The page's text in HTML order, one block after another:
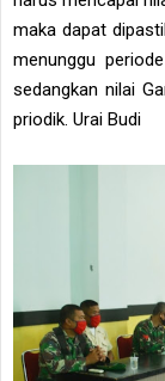
maka dapat
menunggu
sedangkan nilai
priodik. Urai Budi